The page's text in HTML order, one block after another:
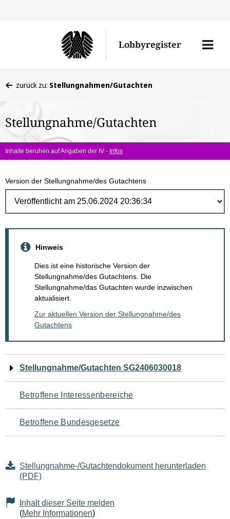
Lobbyregister
Menü
befinden
hier:
zurück zu: Stellungnahmen/Gutachten
Stellungnahme/Gutachten
Inhalte beruhen auf Angaben der IV - Infos
Version der Stellungnahme/des Gutachtens
Hinweis
Dies ist eine historische Version der
Stellungnahme/des Gutachtens. Die
Stellungnahme/das Gutachten wurde inzwischen
aktualisiert.
Zur aktuellen Version der Stellungnahme/des
Gutachtens
Navigation
für
den
Seiteninhalt
Stellungnahme/Gutachten SG2406030018
Betroffene Interessenbereiche
Betroffene Bundesgesetze
Stellungnahme-/Gutachtendokument herunterladen
(PDF)
Inhalt dieser Seite melden
(Mehr Informationen)